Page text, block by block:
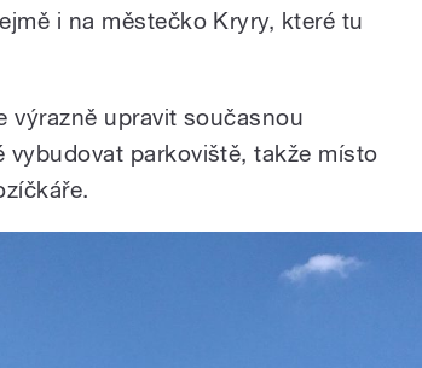
i na městečko Kryry, které tu
výrazně upravit současnou
parkoviště, takže místo